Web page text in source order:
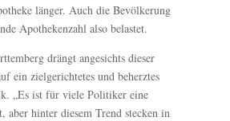
länger. Auch die Bevölkerung
Apothekenzahl also belastet.
drängt angesichts dieser
ein zielgerichtetes und beherztes
„Es ist für viele Politiker eine
aber hinter diesem Trend stecken in